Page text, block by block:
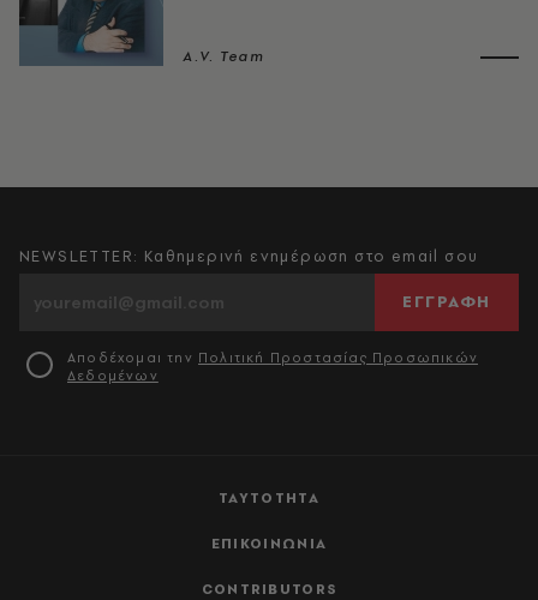
A.V. Team
ΤΑΥΤΟΤΗΤΑ
ΕΠΙΚΟΙΝΩΝΙΑ
CONTRIBUTORS
NEWSLETTER: Καθημερινή ενημέρωση στο email σου
ΕΓΓΡΑΦΗ
Αποδέχομαι την Πολιτική Προστασίας Προσωπικών
Δεδομένων